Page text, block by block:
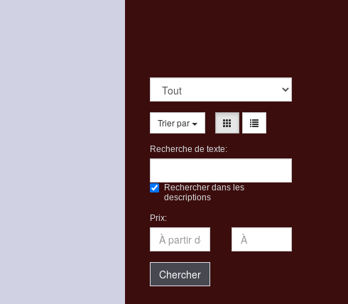
Trier par
Recherche de texte:
Rechercher dans les
descriptions
Prix:
Chercher